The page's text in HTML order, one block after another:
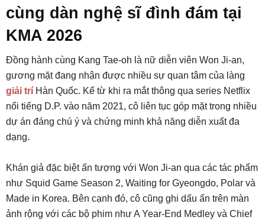
cùng dàn nghệ sĩ đình đám tại
KMA 2026
Đồng hành cùng Kang Tae-oh là nữ diễn viên Won Ji-an,
gương mặt đang nhận được nhiều sự quan tâm của làng
giải trí Hàn Quốc. Kể từ khi ra mắt thông qua series Netflix
nổi tiếng D.P. vào năm 2021, cô liên tục góp mặt trong nhiều
dự án đáng chú ý và chứng minh khả năng diễn xuất đa
dạng.
Khán giả đặc biệt ấn tượng với Won Ji-an qua các tác phẩm
như Squid Game Season 2, Waiting for Gyeongdo, Polar và
Made in Korea. Bên cạnh đó, cô cũng ghi dấu ấn trên màn
ảnh rộng với các bộ phim như A Year-End Medley và Chief